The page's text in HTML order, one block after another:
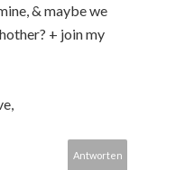
& maybe we
+ join my
Antworten